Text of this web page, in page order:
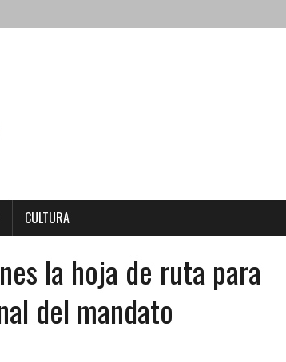
CULTURA
la hoja de ruta para
del mandato